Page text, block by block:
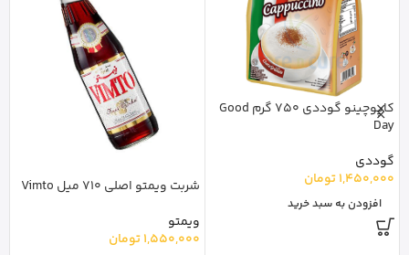
کاپوچینو گوددی 750 گرم Good
Day
گوددی
1,450,000تومان
افزودن به سبد خرید
شربت ویمتو اصلی 710 میل Vimto
ویمتو
1,550,000تومان